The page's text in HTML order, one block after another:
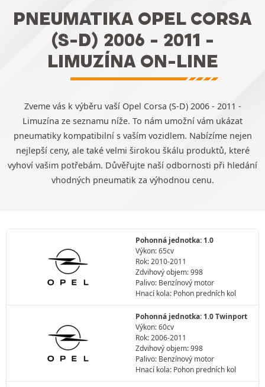
PNEUMATIKA OPEL CORSA
(S-D) 2006 - 2011 -
LIMUZÍNA ON-LINE
Zveme vás k výběru vaší Opel Corsa (S-D) 2006 - 2011 -
Limuzína ze seznamu níže. To nám umožní vám ukázat
pneumatiky kompatibilní s vaším vozidlem. Nabízíme nejen
nejlepší ceny, ale také velmi širokou škálu produktů, které
vyhoví vašim potřebám. Důvěřujte naší odbornosti při hledání
vhodných pneumatik za výhodnou cenu.
Pohonná jednotka: 1.0
Výkon: 65cv
Rok: 2010-2011
Zdvihový objem: 998
Palivo: Benzínový motor
Hnací kola: Pohon predních kol
Pohonná jednotka: 1.0 Twinport
Výkon: 60cv
Rok: 2006-2011
Zdvihový objem: 998
Palivo: Benzínový motor
Hnací kola: Pohon predních kol